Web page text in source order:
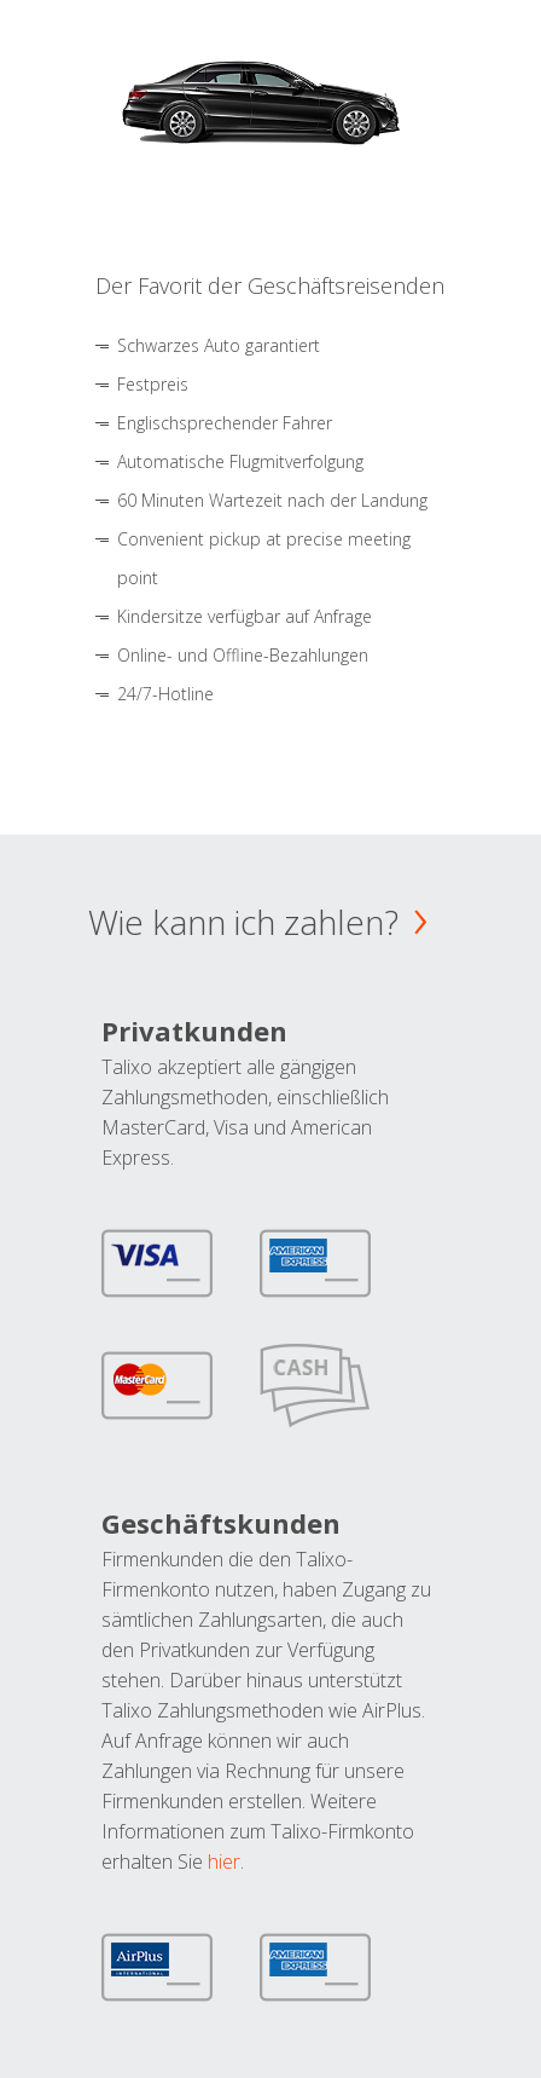
Der Favorit der Geschäftsreisenden
Schwarzes Auto garantiert
Festpreis
Englischsprechender Fahrer
Automatische Flugmitverfolgung
60 Minuten Wartezeit nach der Landung
Convenient pickup at precise meeting
point
Kindersitze verfügbar auf Anfrage
Online- und Offline-Bezahlungen
24/7-Hotline
Wie kann ich zahlen?
Privatkunden
Talixo akzeptiert alle gängigen
Zahlungsmethoden, einschließlich
MasterCard, Visa und American
Express.
Geschäftskunden
Firmenkunden die den Talixo-
Firmenkonto nutzen, haben Zugang zu
sämtlichen Zahlungsarten, die auch
den Privatkunden zur Verfügung
stehen. Darüber hinaus unterstützt
Talixo Zahlungsmethoden wie AirPlus.
Auf Anfrage können wir auch
Zahlungen via Rechnung für unsere
Firmenkunden erstellen. Weitere
Informationen zum Talixo-Firmkonto
erhalten Sie hier.